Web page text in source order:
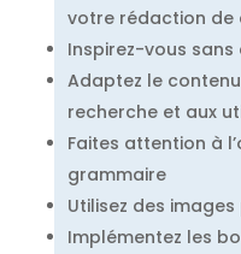
votre rédaction de
Inspirez-vous sans
Adaptez le
recherche et aux
Faites attention à
grammaire
Utilisez des
Implémentez les